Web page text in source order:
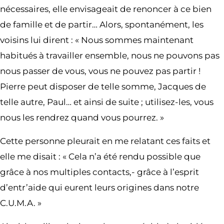
nécessaires, elle envisageait de renoncer à ce bien
de famille et de partir… Alors, spontanément, les
voisins lui dirent : « Nous sommes maintenant
habitués à travailler ensemble, nous ne pouvons pas
nous passer de vous, vous ne pouvez pas partir !
Pierre peut disposer de telle somme, Jacques de
telle autre, Paul… et ainsi de suite ; utilisez-les, vous
nous les rendrez quand vous pourrez. »
Cette personne pleurait en me relatant ces faits et
elle me disait : « Cela n’a été rendu possible que
grâce à nos multiples contacts,- grâce à l’esprit
d’entr’aide qui eurent leurs origines dans notre
C.U.M.A. »